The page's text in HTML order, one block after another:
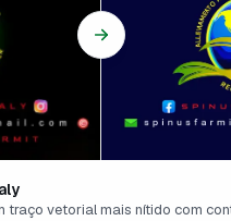
traço vetorial mais nítido com